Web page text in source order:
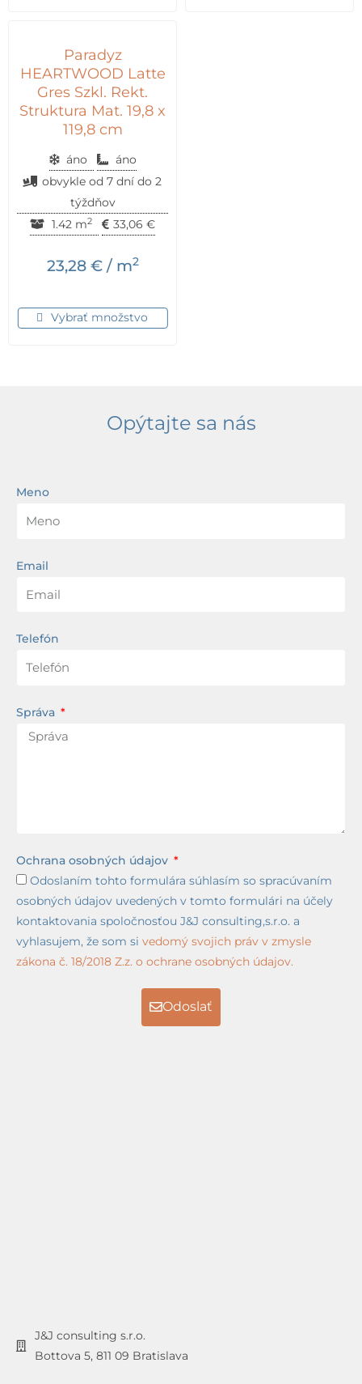
Paradyz
HEARTWOOD Latte
Gres Szkl. Rekt.
Struktura Mat. 19,8 x
119,8 cm
áno
áno
obvykle od 7 dní do 2
týždňov
1.42 m2 33,06 €
23,28 €/ m2
Vybrať množstvo
Opýtajte sa nás
Meno
Email
Telefón
Správa
Ochrana osobných údajov
Odoslaním tohto formulára súhlasím so spracúvaním
osobných údajov uvedených v tomto formulári na účely
kontaktovania spoločnosťou J&J consulting,s.r.o. a
vyhlasujem, že som si vedomý svojich práv v zmysle
zákona č. 18/2018 Z.z. o ochrane osobných údajov.
Odoslať
J&J consulting s.r.o.
Bottova 5, 811 09 Bratislava